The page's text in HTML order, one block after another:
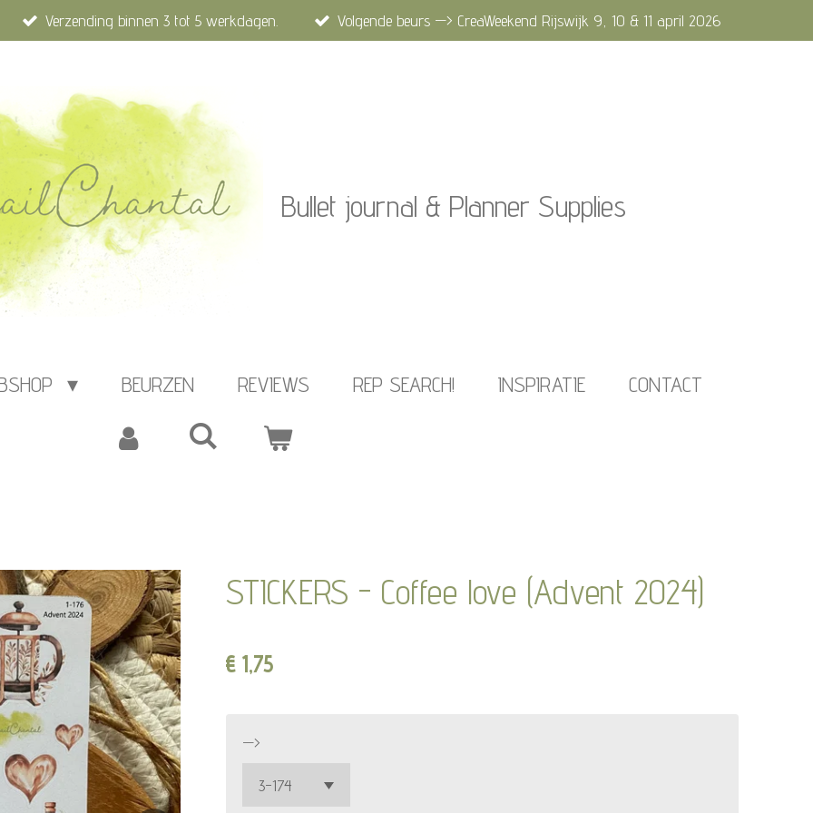
Verzending binnen 3 tot 5 werkdagen. Volgende beurs —> CreaWeekend Rijswijk 9, 10 & 11 april 2026
Bullet journal & Planner Supplies
BEURZEN REVIEWS REP SEARCH! INSPIRATIE CONTACT
STICKERS - Coffee love (Advent 2024)
€ 1,75
—>